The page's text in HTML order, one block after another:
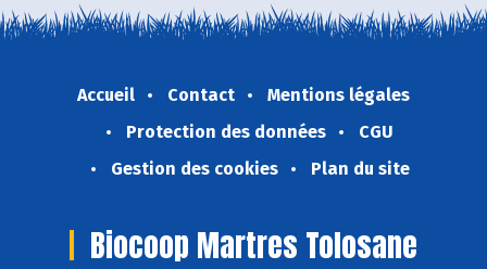
Accueil Contact
Mentions légales
Protection des données
CGU
Gestion des cookies
Plan du site
Biocoop Martres Tolosane